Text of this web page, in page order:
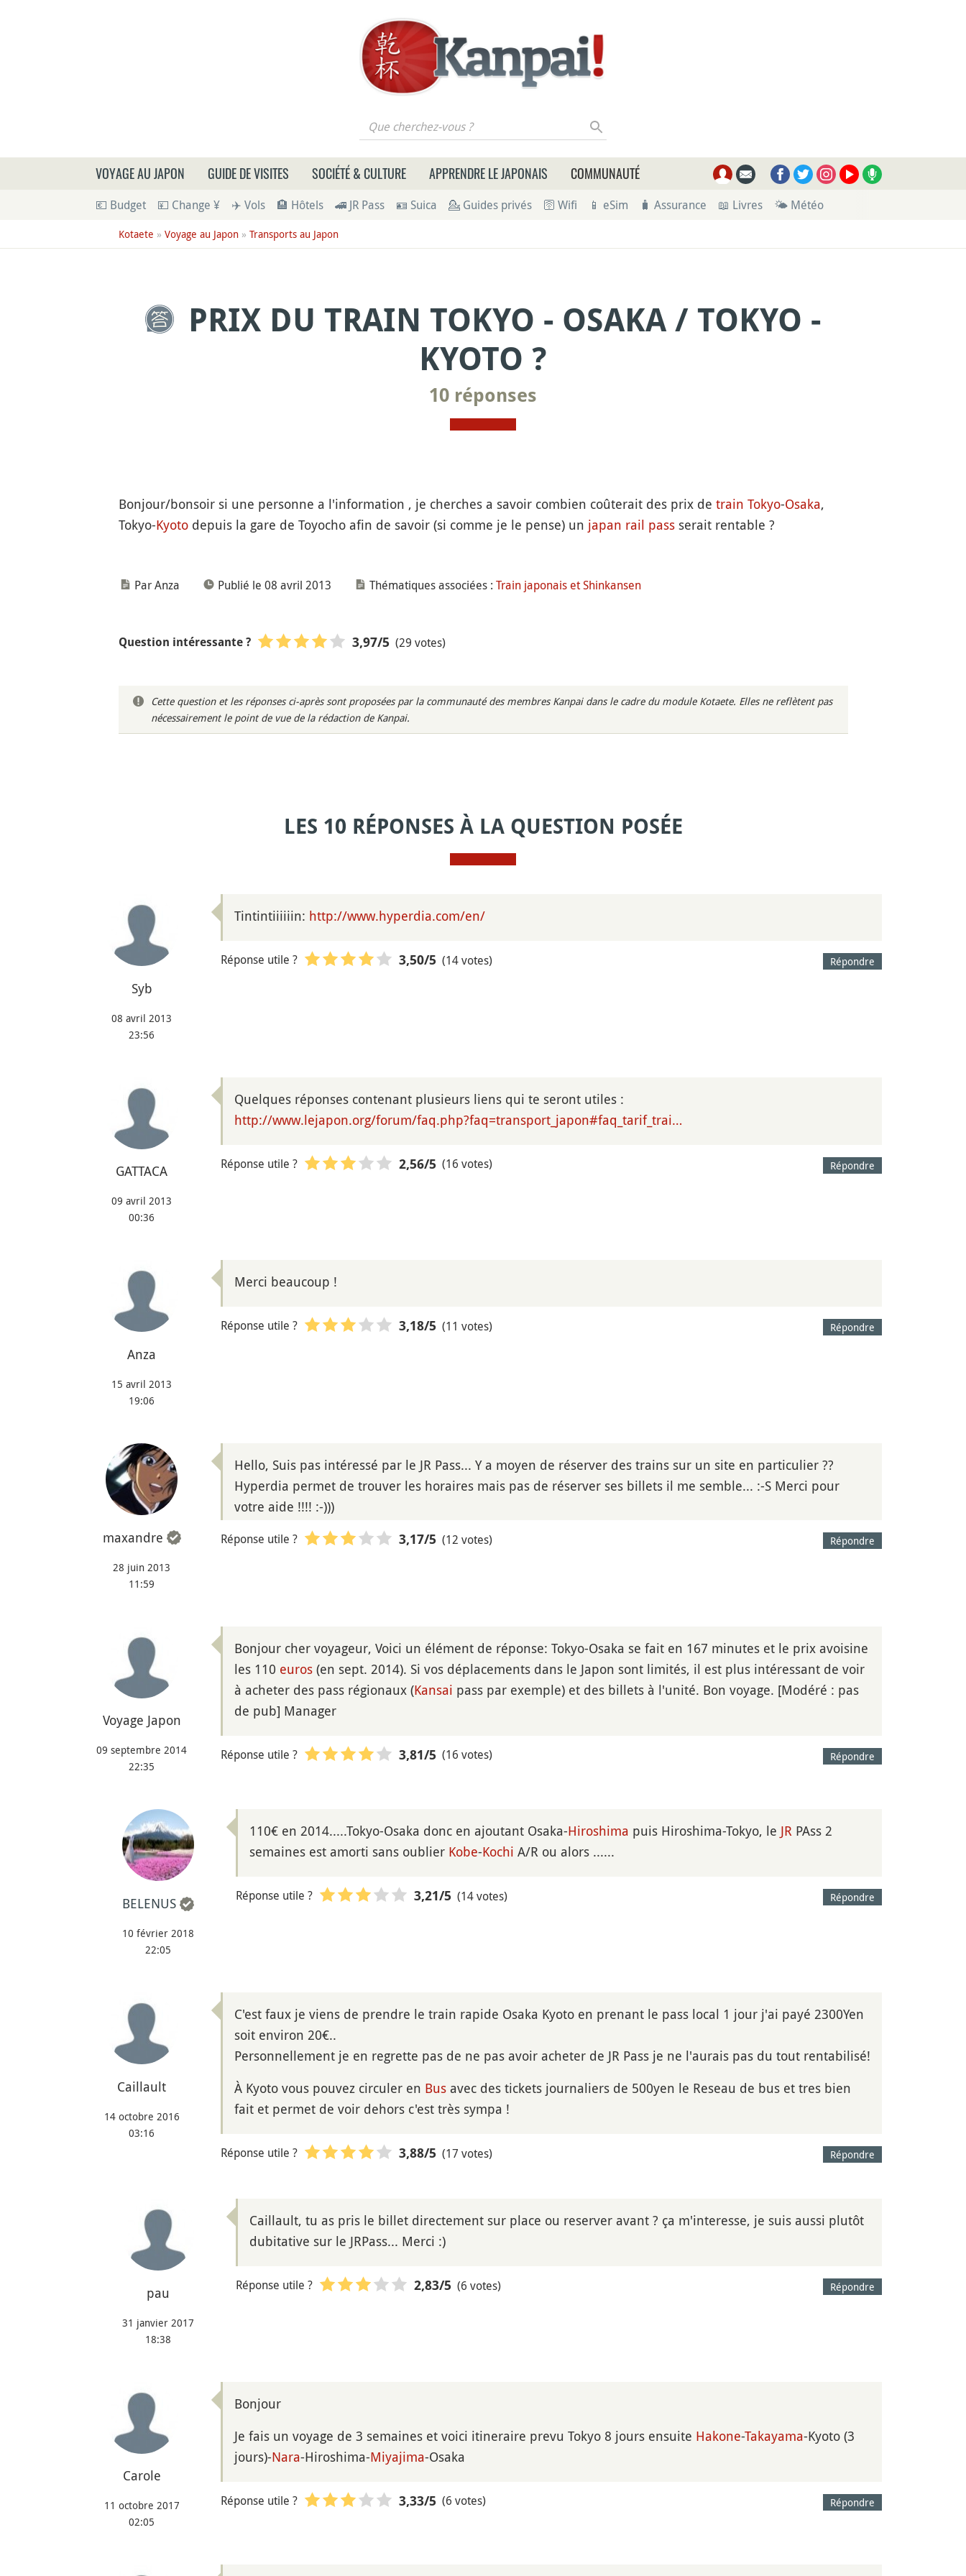
Que cherchez-vous ?
VOYAGE AU JAPON GUIDE DE VISITES SOCIÉTÉ & CULTURE APPRENDRE LE JAPONAIS COMMUNAUTÉ
💶 Budget 💴 Change ¥ ✈️ Vols 🏨 Hôtels 🚄 JR Pass 🪪 Suica 💁 Guides privés 🛜 Wifi 📱 eSim 🧳 Assurance 📖 Livres 🌤 Météo
Kotaete » Voyage au Japon» Transports au Japon
PRIX DU TRAIN TOKYO - OSAKA / TOKYO -
KYOTO ?
10 réponses
Bonjour/bonsoir si une personne a l'information , je cherches a savoir combien coûterait des prix de train Tokyo-Osaka,
Tokyo-Kyotodepuis la gare de Toyocho afin de savoir (si comme je le pense) un japan rail passserait rentable ?
Par Anza Publié le 08 avril 2013 Thématiques associées : Train japonais et Shinkansen
Question intéressante ? 3,97/5 (29 votes)
Cette question et les réponses ci-après sont proposées par la communauté des membres Kanpai dans le cadre du module Kotaete. Elles ne reflètent pas
nécessairement le point de vue de la rédaction de Kanpai.
LES 10 RÉPONSES À LA QUESTION POSÉE
Syb
08 avril 2013
23:56
Tintintiiiiiin: http://www.hyperdia.com/en/
Répondre
Réponse utile ? 3,50/5 (14 votes)
GATTACA
09 avril 2013
00:36
Quelques réponses contenant plusieurs liens qui te seront utiles :
http://www.lejapon.org/forum/faq.php?faq=transport_japon#faq_tarif_trai…
Répondre
Réponse utile ? 2,56/5 (16 votes)
Anza
15 avril 2013
19:06
Merci beaucoup !
Répondre
Réponse utile ? 3,18/5 (11 votes)
maxandre
28 juin 2013
11:59
Hello, Suis pas intéressé par le JR Pass... Y a moyen de réserver des trains sur un site en particulier ??
Hyperdia permet de trouver les horaires mais pas de réserver ses billets il me semble... :-S Merci pour
votre aide !!!! :-)))
Répondre
Réponse utile ? 3,17/5 (12 votes)
Voyage Japon
09 septembre 2014
22:35
Bonjour cher voyageur, Voici un élément de réponse: Tokyo-Osaka se fait en 167 minutes et le prix avoisine
les 110 euros (en sept. 2014). Si vos déplacements dans le Japon sont limités, il est plus intéressant de voir
à acheter des pass régionaux (Kansai pass par exemple) et des billets à l'unité. Bon voyage. [Modéré : pas
de pub] Manager
Répondre
Réponse utile ? 3,81/5 (16 votes)
BELENUS
10 février 2018
22:05
110€ en 2014.....Tokyo-Osaka donc en ajoutant Osaka-Hiroshima puis Hiroshima-Tokyo, le JRPAss 2
semaines est amorti sans oublier Kobe-Kochi A/R ou alors ......
Répondre
Réponse utile ? 3,21/5 (14 votes)
Caillault
14 octobre 2016
03:16
C'est faux je viens de prendre le train rapide Osaka Kyoto en prenant le pass local 1 jour j'ai payé 2300Yen
soit environ 20€..
Personnellement je en regrette pas de ne pas avoir acheter de JR Pass je ne l'aurais pas du tout rentabilisé!
À Kyoto vous pouvez circuler en Bus avec des tickets journaliers de 500yen le Reseau de bus et tres bien
fait et permet de voir dehors c'est très sympa !
Répondre
Réponse utile ? 3,88/5 (17 votes)
pau
31 janvier 2017
18:38
Caillault, tu as pris le billet directement sur place ou reserver avant ? ça m'interesse, je suis aussi plutôt
dubitative sur le JRPass... Merci :)
Répondre
Réponse utile ? 2,83/5 (6 votes)
Carole
11 octobre 2017
02:05
Bonjour
Je fais un voyage de 3 semaines et voici itineraire prevu Tokyo 8 jours ensuite Hakone-Takayama-Kyoto (3
jours)-Nara-Hiroshima-Miyajima-Osaka
Répondre
Réponse utile ? 3,33/5 (6 votes)